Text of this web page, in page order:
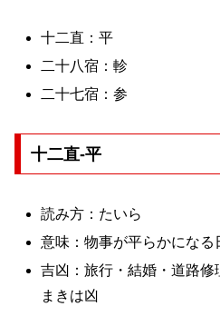
十二直：平
二十八宿：軫
二十七宿：参
十二直-平
読み方：たいら
意味：物事が平らかになる
吉凶：旅行・結婚・道路
まきは凶